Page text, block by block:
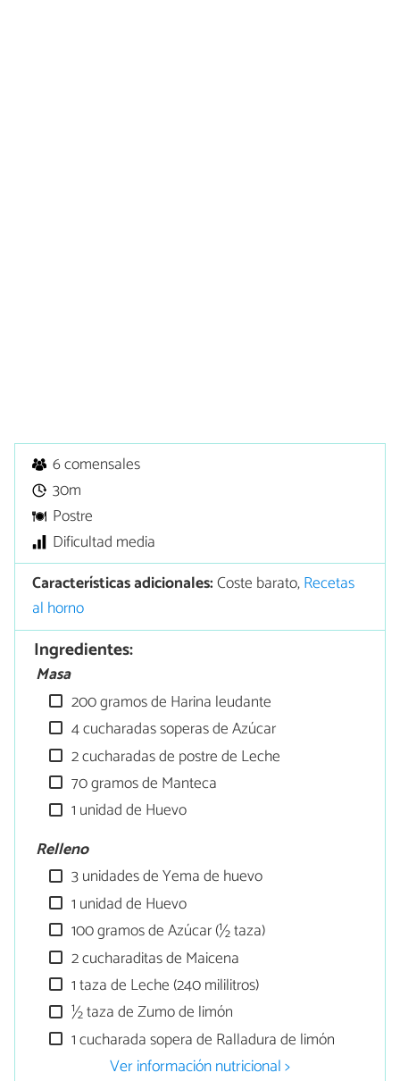
6 comensales
30m
Postre
Dificultad media
Características adicionales:Coste barato,Recetas
al horno
Ingredientes:
Masa
200 gramos de Harina leudante
4 cucharadas soperas de Azúcar
2 cucharadas de postre de Leche
70 gramos de Manteca
1 unidad de Huevo
Relleno
3 unidades de Yema de huevo
1 unidad de Huevo
100 gramos de Azúcar (½ taza)
2 cucharaditas de Maicena
1 taza de Leche (240 mililitros)
½ taza de Zumo de limón
1 cucharada sopera de Ralladura de limón
Ver información nutricional >